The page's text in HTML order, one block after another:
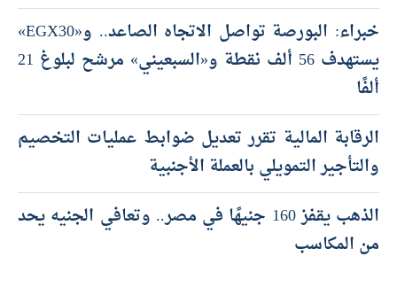
خبراء: البورصة تواصل الاتجاه الصاعد.. و«EGX30»
يستهدف 56 ألف نقطة و«السبعيني» مرشح لبلوغ 21
ألفًا
الرقابة المالية تقرر تعديل ضوابط عمليات التخصيم
والتأجير التمويلي بالعملة الأجنبية
الذهب يقفز 160 جنيهًا في مصر.. وتعافي الجنيه يحد
من المكاسب